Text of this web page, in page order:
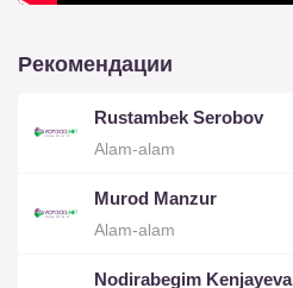
Рекомендации
Rustambek Serobov
Alam-alam
Murod Manzur
Alam-alam
Nodirabegim Kenjayeva